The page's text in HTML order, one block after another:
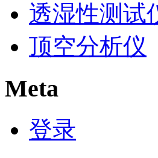
透湿性测试
顶空分析仪
Meta
登录